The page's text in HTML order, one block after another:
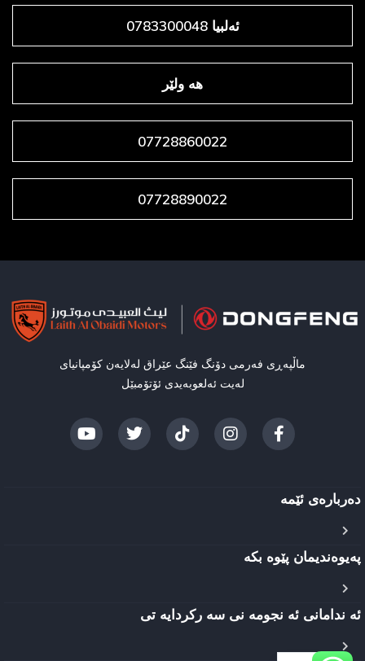
ئەلبیا 0783300048
هه ولێر
07728860022
07728890022
ماڵپەڕی فەرمی دۆنگ فێنگ عێراق لەلایەن کۆمپانیای
لەیت ئەلعوبەیدی ئۆتۆمبێل
دەربارەی ئێمه
پەیوەندیمان پێوە بکە
ئه ندامانی ئه نجومه نی سه رکردایه تی
AR
EN